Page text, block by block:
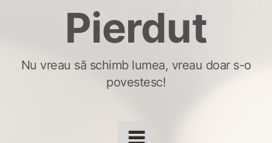
Pierdut
Nu vreau să schimb lumea, vreau doar s-o
povestesc!